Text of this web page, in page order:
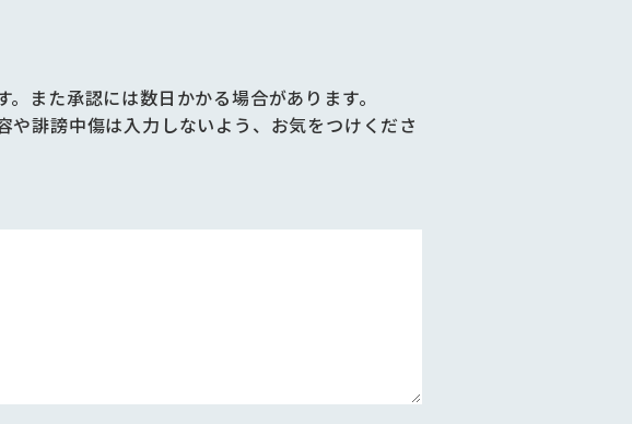
また承認には数日かかる場合があります。
誹謗中傷は入力しないよう、お気をつけくださ